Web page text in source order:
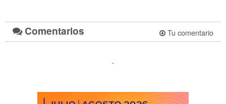
Comentarios Tu comentario
.